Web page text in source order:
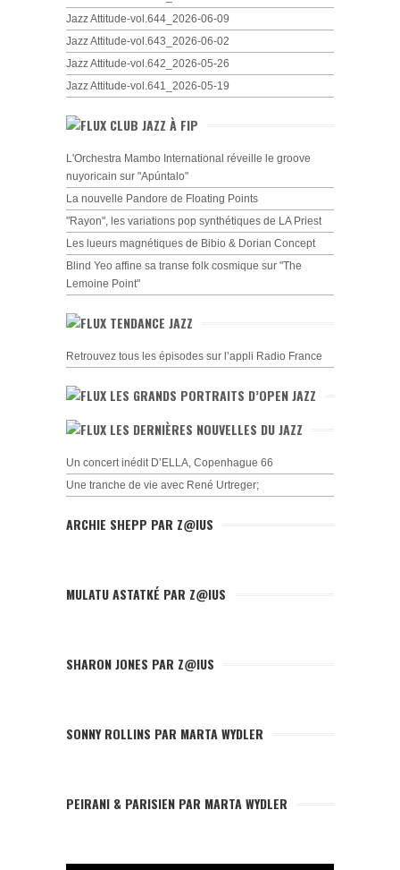
Jazz Attitude-vol.644_2026-06-09
Jazz Attitude-vol.643_2026-06-02
Jazz Attitude-vol.642_2026-05-26
Jazz Attitude-vol.641_2026-05-19
CLUB JAZZ À FIP
L'Orchestra Mambo International réveille le groove
nuyoricain sur "Apúntalo"
La nouvelle Pandore de Floating Points
"Rayon", les variations pop synthétiques de LA Priest
Les lueurs magnétiques de Bibio & Dorian Concept
Blind Yeo affine sa transe folk cosmique sur "The
Lemoine Point"
TENDANCE JAZZ
Retrouvez tous les épisodes sur l’appli Radio France
LES GRANDS PORTRAITS D’OPEN JAZZ
LES DERNIÈRES NOUVELLES DU JAZZ
Un concert inédit D’ELLA, Copenhague 66
Une tranche de vie avec René Urtreger;
ARCHIE SHEPP PAR Z@IUS
MULATU ASTATKÉ PAR Z@IUS
SHARON JONES PAR Z@IUS
SONNY ROLLINS PAR MARTA WYDLER
PEIRANI & PARISIEN PAR MARTA WYDLER